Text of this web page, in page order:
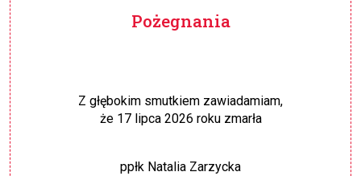
Pożegnania
Z głębokim smutkiem zawiadamiam,
że 17 lipca 2026 roku zmarła
ppłk Natalia Zarzycka